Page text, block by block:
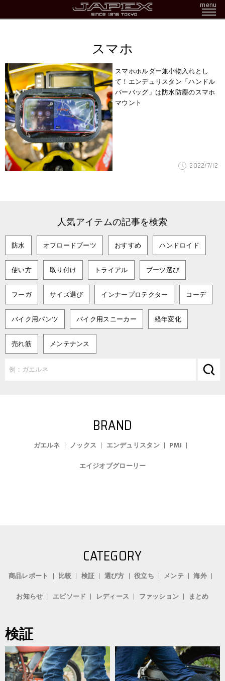
menu
スマホ
スマホホルダー兼小物入れとし
て！エンデュリスタン「ハンドル
バーバッグ」は防水防塵のスマホ
マウント
2022/7/12
人気アイテムの記事を検索
防水 オフロードブーツ おすすめ ハンドロイド
使い方 取り付け トライアル ブーツ選び
フーガ サイズ選び インナープロテクター コーデ
バイク用パンツ バイク用スニーカー 経年変化
売れ筋 メンテナンス
BRAND
ガエルネ ノックス エンデュリスタン
PMJ
エイジオブグローリー
CATEGORY
商品レポート 比較 検証 選び方 役立ち メンテ
海外
お知らせ
エピソード レディース ファッション まとめ
検証